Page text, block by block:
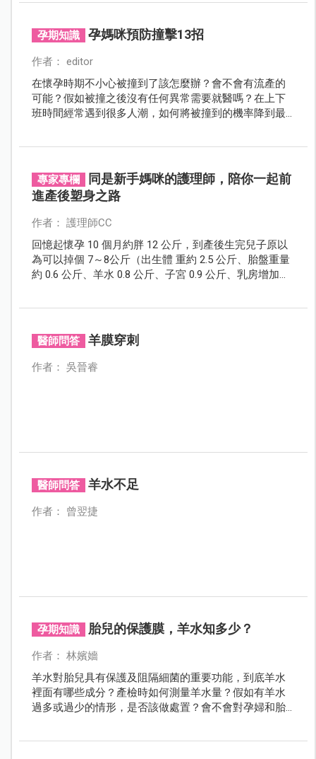
孕期知識 孕媽咪預防撞擊13招
作者： editor
在懷孕時期不小心被撞到了該怎麼辦？會不會有流產的
可能？假如被撞之後沒有任何異常需要就醫嗎？在上下
班時間經常遇到很多人潮，如何將被撞到的機率降到最
檢，平時也要多留意胎動、掌握胎兒健康狀況，如有異
常才能及早發現喔！
專家專欄
同是新手媽咪的護理師，陪你一起前
進產後塑身之路
作者： 護理師CC
回憶起懷孕 10 個月約胖 12 公斤，到產後生完兒子原以
為可以掉個 7～8公斤（出生體 重約 2.5 公斤、胎盤重量
約 0.6 公斤、羊水 0.8 公斤、子宮 0.9 公斤、乳房增加
月子，體重更是爆衝增加4～5公斤，外加產後會有水
腫，整個人已經無法恢復到之前曼妙身材了！
醫師問答 羊膜穿刺
作者： 吳晉睿
醫師問答 羊水不足
作者： 曾翌捷
孕期知識 胎兒的保護膜，羊水知多少？
作者： 林嬪嬙
羊水對胎兒具有保護及阻隔細菌的重要功能，到底羊水
裡面有哪些成分？產檢時如何測量羊水量？假如有羊水
過多或過少的情形，是否該做處置？會不會對孕婦和胎